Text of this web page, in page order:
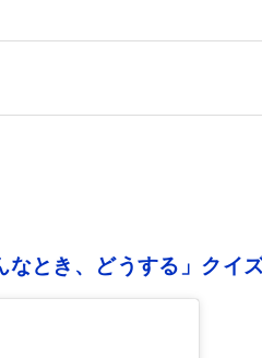
とき、どうする」クイ